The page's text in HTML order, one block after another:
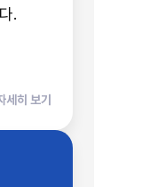
세히 보기